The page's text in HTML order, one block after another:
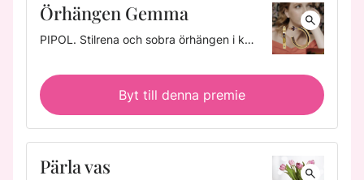
Örhängen Gemma
PIPOL. Stilrena och sobra örhängen i kirurgiskt stål med 18 karats guldplätering och dekorativa små stenar av kubisk zirkonia. Allergitestade och nickelfria. Gör dig fin till festen eller se snygg ut i vardagen med eleganta örhängen från Pipol. Pipols uttryck och sammanhang är unikt: de satsar på glamour, designad i Norden. Bredd: 3 mm. Diameter: 2 cm.
Byt till denna premie
Pärla vas